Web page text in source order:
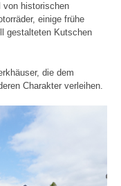
von historischen
einige frühe
gestalteten Kutschen
die dem
Charakter verleihen.